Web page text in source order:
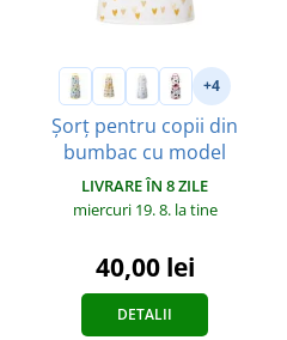
+4
Șorț pentru copii din
bumbac cu model
LIVRARE ÎN 8 ZILE
miercuri 19. 8. la tine
40,00 lei
DETALII